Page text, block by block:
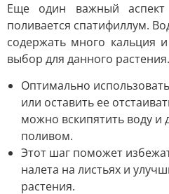
Еще один важный
поливается спатифиллум.
содержать много кальция
выбор для данного растения.
Оптимально
или оставить ее
можно вскипятить воду и
поливом.
Этот шаг поможет
налета на листьях и
растения.